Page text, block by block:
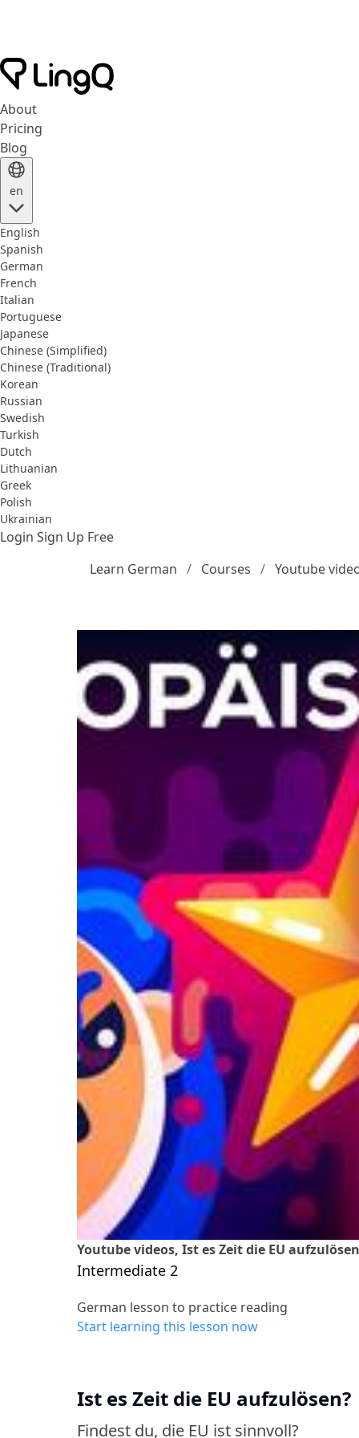
About
Pricing
Blog
en
English
Spanish
German
French
Italian
Portuguese
Japanese
Chinese (Simplified)
Chinese (Traditional)
Korean
Russian
Swedish
Turkish
Dutch
Lithuanian
Greek
Polish
Ukrainian
Login Sign Up Free
Learn German
Courses Youtube
Youtube videos, Ist es Zeit die EU
Intermediate 2
German lesson to practice reading
Start learning this lesson now
Ist es Zeit die EU aufzulösen?
Findest du, die EU ist sinnvoll?